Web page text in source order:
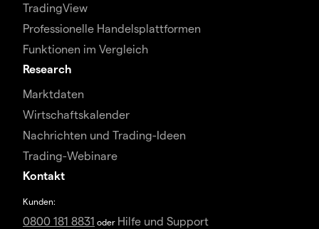
TradingView
Professionelle Handelsplattformen
Funktionen im Vergleich
Research
Marktdaten
Wirtschaftskalender
Nachrichten und Trading-Ideen
Trading-Webinare
Kontakt
Kunden:
0800 181 8831 oder Hilfe und Support